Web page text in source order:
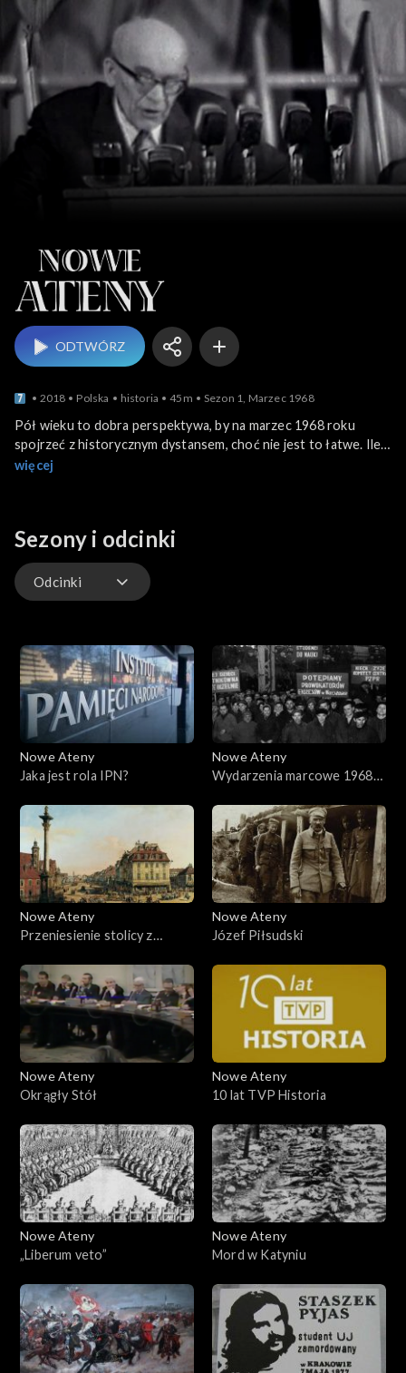
Nowe Ateny
ODTWÓRZ
2018 Polska historia 45m Sezon 1, Marzec 1968
Pół wieku to dobra perspektywa, by na marzec 1968 roku
spojrzeć z historycznym dystansem, choć nie jest to łatwe. Ile
w tamtych wydarzeniach było politycznej prowokacji? Na ile był
więcej
Sezony i odcinki
Odcinki
Nowe Ateny
Jaka jest rola IPN?
Nowe Ateny
Wydarzenia marcowe 1968
Nowe Ateny
Przeniesienie stolicy z
Nowe Ateny
Józef Piłsudski
Nowe Ateny
Okrągły Stół
Nowe Ateny
10 lat TVP Historia
Nowe Ateny
„Liberum veto”
Nowe Ateny
Mord w Katyniu